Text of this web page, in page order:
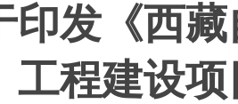
印发《西
工程建设